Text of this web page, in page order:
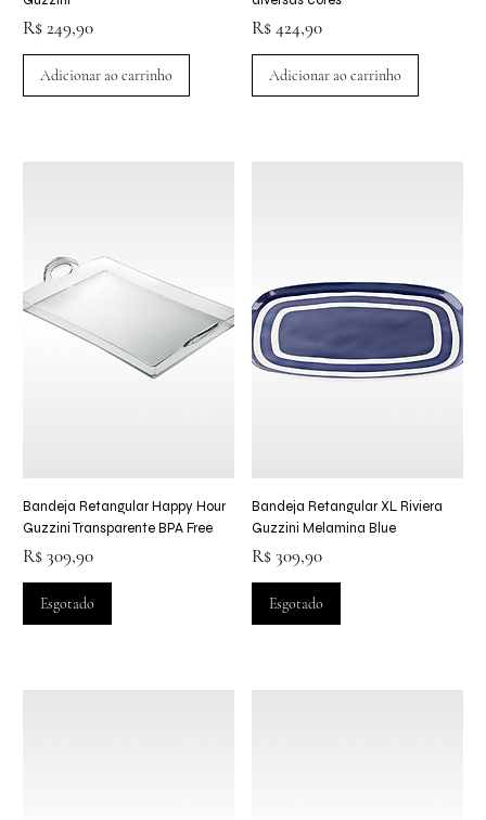
Preço
R$ 249,90
Adicionar ao carrinho
Preço
R$ 424,90
Adicionar ao carrinho
Bandeja Retangular Happy Hour
Guzzini Transparente BPA Free
Preço
R$ 309,90
Esgotado
Bandeja Retangular XL Riviera
Guzzini Melamina Blue
Preço
R$ 309,90
Esgotado